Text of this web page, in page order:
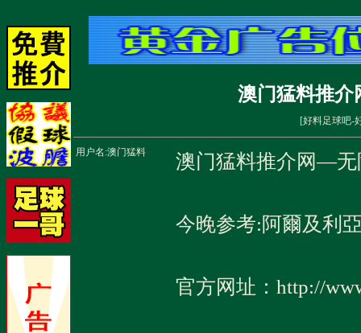
澳门猛料推
[好料足球吧-
用户名:澳门猛料 澳门猛料推介网—无
今晚参考:阿爾及利
官方网址：http://